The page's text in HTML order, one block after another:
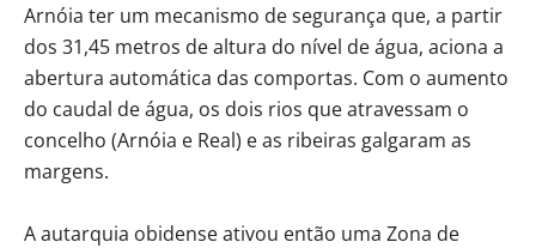
Arnóia ter um mecanismo de segurança que, a partir
dos 31,45 metros de altura do nível de água, aciona a
abertura automática das comportas. Com o aumento
do caudal de água, os dois rios que atravessam o
concelho (Arnóia e Real) e as ribeiras galgaram as
margens.
A autarquia obidense ativou então uma Zona de